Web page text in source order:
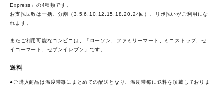
Express」の4種類です。
お支払回数は一括、分割（3,5,6,10,12,15,18,20,24回）、リボ払いがご利用にな
れます。
またご利用可能なコンビニは、「ローソン、ファミリーマート、ミニストップ、セ
イコーマート、セブンイレブン」です。
送料
●ご購入商品は温度帯毎にまとめての配送となり、温度帯毎に送料を頂戴しておりま